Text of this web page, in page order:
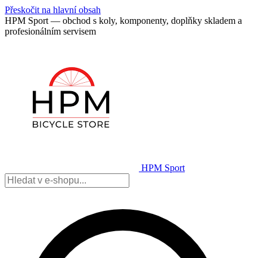
Přeskočit na hlavní obsah
HPM Sport — obchod s koly, komponenty, doplňky skladem a
profesionálním servisem
HPM Sport